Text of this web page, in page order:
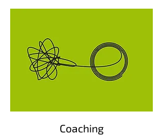
Coaching